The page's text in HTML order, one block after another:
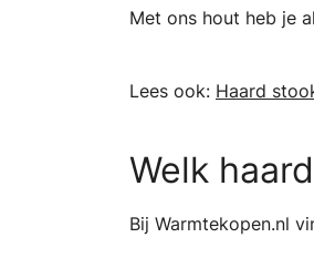
Met ons hout heb je
Lees ook: Haard
Welk
Bij Warmtekopen.nl